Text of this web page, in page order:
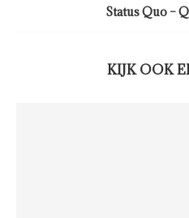
Status Quo –
KIJK OOK